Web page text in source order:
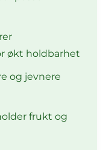
økt holdbarhet
og jevnere
frukt og